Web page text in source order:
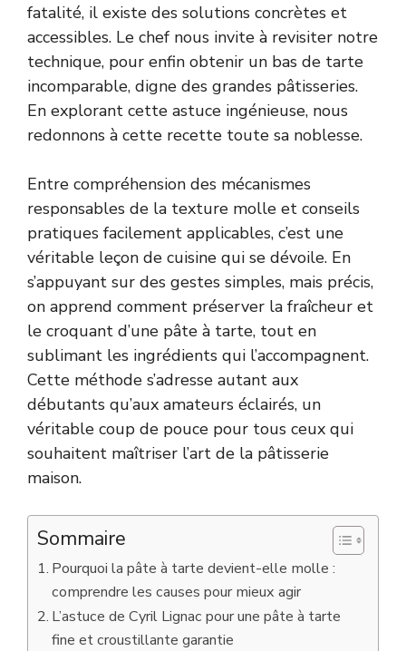
fatalité, il existe des solutions concrètes et
accessibles. Le chef nous invite à revisiter notre
technique, pour enfin obtenir un bas de tarte
incomparable, digne des grandes pâtisseries.
En explorant cette astuce ingénieuse, nous
redonnons à cette recette toute sa noblesse.
Entre compréhension des mécanismes
responsables de la texture molle et conseils
pratiques facilement applicables, c’est une
véritable leçon de cuisine qui se dévoile. En
s’appuyant sur des gestes simples, mais précis,
on apprend comment préserver la fraîcheur et
le croquant d’une pâte à tarte, tout en
sublimant les ingrédients qui l’accompagnent.
Cette méthode s’adresse autant aux
débutants qu’aux amateurs éclairés, un
véritable coup de pouce pour tous ceux qui
souhaitent maîtriser l’art de la pâtisserie
maison.
Sommaire
Pourquoi la pâte à tarte devient-elle molle :
comprendre les causes pour mieux agir
L’astuce de Cyril Lignac pour une pâte à tarte
fine et croustillante garantie